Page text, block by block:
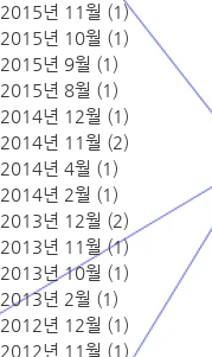
2015년 11월 (1)게시물 1개
2015년 10월 (1) 게시물 1개
2015년 9월 (1) 게시물 1개
2015년 8월 (1) 게시물 1개
2014년 12월 (1) 게시물 1개
2014년 11월 (2)
2014년 4월 (1)
2014년 2월 (1) 게시물 1개
2013년 12월 (2) 게시물 2개
2013년 11월 (1) 게시물 1개
2013년 10월 (1) 게시물 1개
2013년 2월 (1) 게시물 1개
2012년 12월 (1) 게시물 1개
2012년 11월 (1) 게시물 1개